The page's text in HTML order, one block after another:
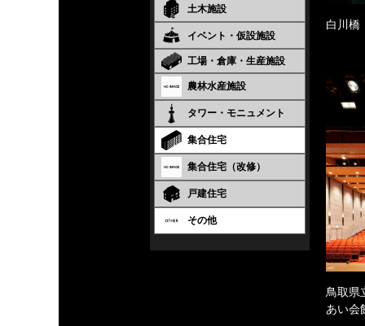
土木施設
イベント・仮設施設
工場・倉庫・生産施設
農林水産施設
タワー・モニュメント
集合住宅
集合住宅（改修）
戸建住宅
その他
白川橋
鳥取県
あい会